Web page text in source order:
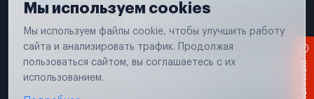
Условия использования
Вся информация, представленная на сайте, носит исключительно
соответствии с положениями статьи 437 (п. 2) Гражданского кодекса
Мы используем cookies
Мы используем файлы cookie, чтобы улучшить работу
сайта и анализировать трафик. Продолжая
пользоваться сайтом, вы соглашаетесь с их
использованием.